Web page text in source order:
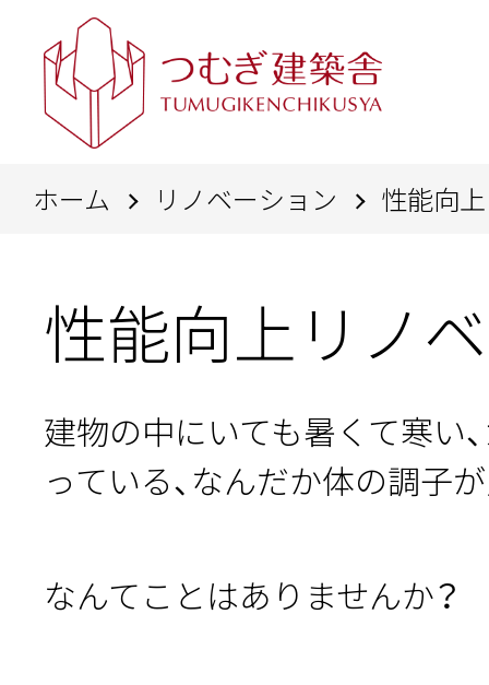
ホーム リノベーション 性能向
性能向上リノ
建物の中にいても暑くて寒い
っている、なんだか体の調子
なんてことはありませんか？